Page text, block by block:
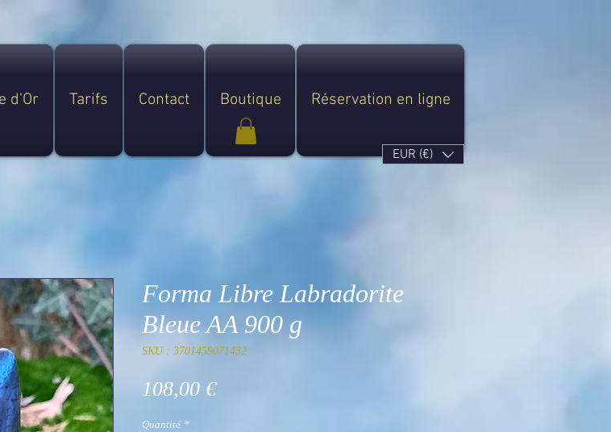
d'Or Tarifs Contact Boutique Réservation en ligne
EUR (€)
Forma Libre Labradorite
Bleue AA 900 g
SKU : 3701459071432
108,00 €Prix
Quantité *